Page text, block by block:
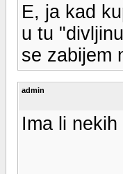
E, ja kad
u tu
se zabijem
admin
Ima li